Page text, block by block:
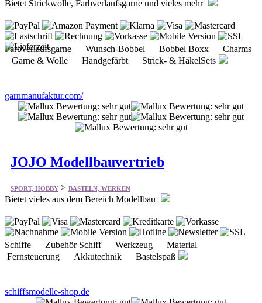
Bietet Strickwolle, Farbverlaufsgarne und vieles mehr
Farbverlaufsgarne Wunsch-Bobbel Bobbel Boxx Charms
Garne & Wolle Handgefärbt Strick- & HäkelSets
garnmanufaktur.com/
JOJO Modellbauvertrieb
SPORT, HOBBY > BASTELN, WERKEN
Bietet vieles aus dem Bereich Modellbau
Schiffe Zubehör Schiff Werkzeug Material
Fernsteuerung Akkutechnik Bastelspaß
schiffsmodelle-shop.de